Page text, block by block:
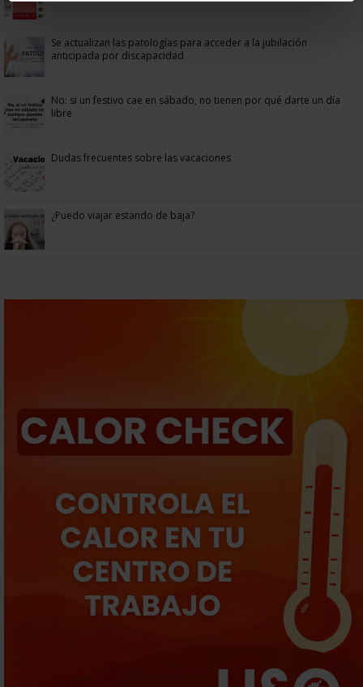
Se actualizan las patologías para acceder a la jubilación
anticipada por discapacidad
No: si un festivo cae en sábado, no tienen por qué darte un día
libre
Dudas frecuentes sobre las vacaciones
¿Puedo viajar estando de baja?